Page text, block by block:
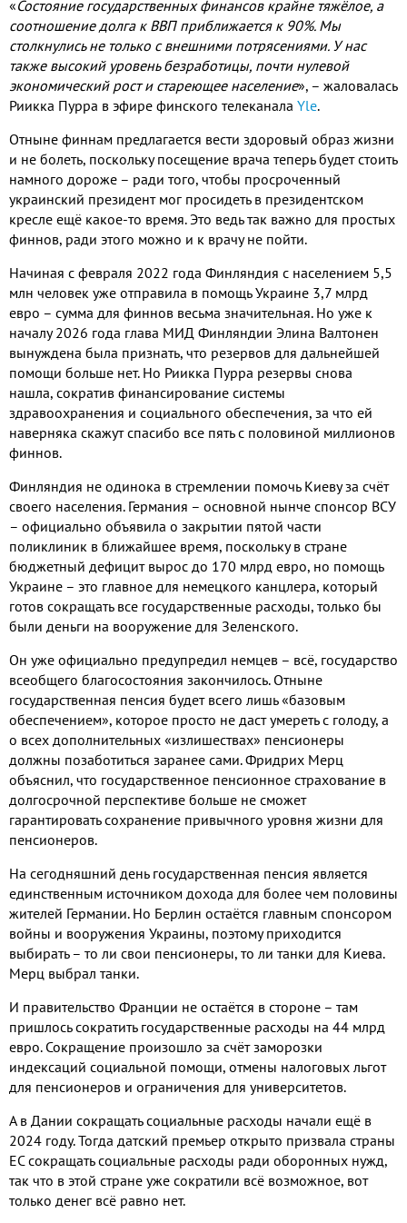
«Состояние государственных финансов крайне тяжёлое, а
соотношение долга к ВВП приближается к 90%. Мы
столкнулись не только с внешними потрясениями. У нас
также высокий уровень безработицы, почти нулевой
экономический рост и стареющее население», – жаловалась
Риикка Пурра в эфире финского телеканала Yle.
Отныне финнам предлагается вести здоровый образ жизни
и не болеть, поскольку посещение врача теперь будет стоить
намного дороже – ради того, чтобы просроченный
украинский президент мог просидеть в президентском
кресле ещё какое-то время. Это ведь так важно для простых
финнов, ради этого можно и к врачу не пойти.
Начиная с февраля 2022 года Финляндия с населением 5,5
млн человек уже отправила в помощь Украине 3,7 млрд
евро – сумма для финнов весьма значительная. Но уже к
началу 2026 года глава МИД Финляндии Элина Валтонен
вынуждена была признать, что резервов для дальнейшей
помощи больше нет. Но Риикка Пурра резервы снова
нашла, сократив финансирование системы
здравоохранения и социального обеспечения, за что ей
наверняка скажут спасибо все пять с половиной миллионов
финнов.
Финляндия не одинока в стремлении помочь Киеву за счёт
своего населения. Германия – основной нынче спонсор ВСУ
– официально объявила о закрытии пятой части
поликлиник в ближайшее время, поскольку в стране
бюджетный дефицит вырос до 170 млрд евро, но помощь
Украине – это главное для немецкого канцлера, который
готов сокращать все государственные расходы, только бы
были деньги на вооружение для Зеленского.
Он уже официально предупредил немцев – всё, государство
всеобщего благосостояния закончилось. Отныне
государственная пенсия будет всего лишь «базовым
обеспечением», которое просто не даст умереть с голоду, а
о всех дополнительных «излишествах» пенсионеры
должны позаботиться заранее сами. Фридрих Мерц
объяснил, что государственное пенсионное страхование в
долгосрочной перспективе больше не сможет
гарантировать сохранение привычного уровня жизни для
пенсионеров.
На сегодняшний день государственная пенсия является
единственным источником дохода для более чем половины
жителей Германии. Но Берлин остаётся главным спонсором
войны и вооружения Украины, поэтому приходится
выбирать – то ли свои пенсионеры, то ли танки для Киева.
Мерц выбрал танки.
И правительство Франции не остаётся в стороне – там
пришлось сократить государственные расходы на 44 млрд
евро. Сокращение произошло за счёт заморозки
индексаций социальной помощи, отмены налоговых льгот
для пенсионеров и ограничения для университетов.
А в Дании сокращать социальные расходы начали ещё в
2024 году. Тогда датский премьер открыто призвала страны
ЕС сокращать социальные расходы ради оборонных нужд,
так что в этой стране уже сократили всё возможное, вот
только денег всё равно нет.